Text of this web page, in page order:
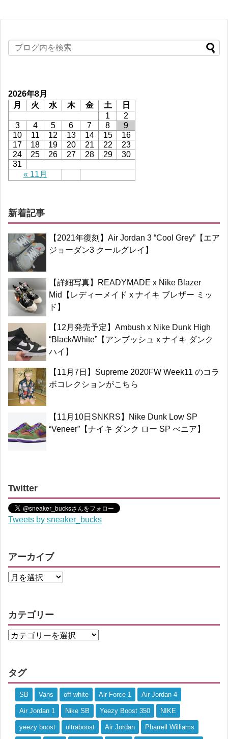
2026年8月
月
火 水 木 金 土 日
« 11月
1
2
3
4 5 6 7 8
9
10
11 12 13 14 15
16
17
18 19 20 21 22
23
24
25 26 27 28 29
30
31
新着記事
【2021年復刻】Air Jordan 3 “Cool Grey”【エア
ジョーダン3 クールグレイ】
【詳細写真】READYMADE x Nike Blazer
Mid【レディーメイド x ナイキ ブレザー ミッ
ド】
【12月発売予定】Ambush x Nike Dunk High
“Black/White”【アンブッシュ x ナイキ ダンク
ハイ】
【11月7日】Supreme 2020FW Week11 のコラ
ボコレクションがこちら
【11月10日SNKRS】Nike Dunk Low SP
“Veneer”【ナイキ ダンク ロー SP べニア】
Twitter
Tweets by sneaker_bucks
アーカイブ
カテゴリー
タグ
SB Vans off-white Air Force 1 Air Jordan 4
Air Jordan 1 Nike SB Yeezy Boost 350 NIKE
yeezy boost ultraboost Air Jordan Pharrell Williams